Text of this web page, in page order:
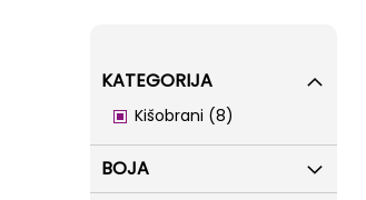
KATEGORIJA
Kišobrani 8
items
BOJA